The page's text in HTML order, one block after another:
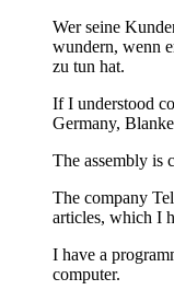
Wer seine
wundern, wenn
zu tun hat.
If I understood
Germany,
The assembly is
The company
articles, which I
I have a
computer.